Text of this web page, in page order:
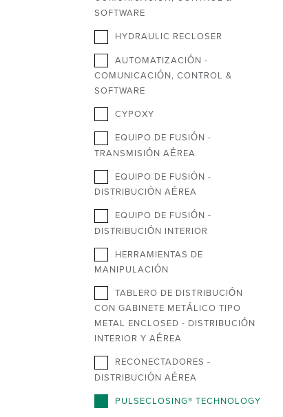
SOFTWARE
HYDRAULIC RECLOSER
AUTOMATIZACIÓN -
COMUNICACIÓN, CONTROL &
SOFTWARE
CYPOXY
EQUIPO DE FUSIÓN -
TRANSMISIÓN AÉREA
EQUIPO DE FUSIÓN -
DISTRIBUCIÓN AÉREA
EQUIPO DE FUSIÓN -
DISTRIBUCIÓN INTERIOR
HERRAMIENTAS DE
MANIPULACIÓN
TABLERO DE DISTRIBUCIÓN
CON GABINETE METÁLICO TIPO
METAL ENCLOSED - DISTRIBUCIÓN
INTERIOR Y AÉREA
RECONECTADORES -
DISTRIBUCIÓN AÉREA
PULSECLOSING® TECHNOLOGY